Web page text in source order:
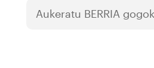
Aukeratu BERRIA